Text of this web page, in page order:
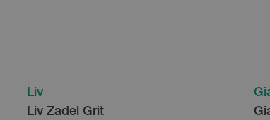
Liv
Liv Zadel Grit